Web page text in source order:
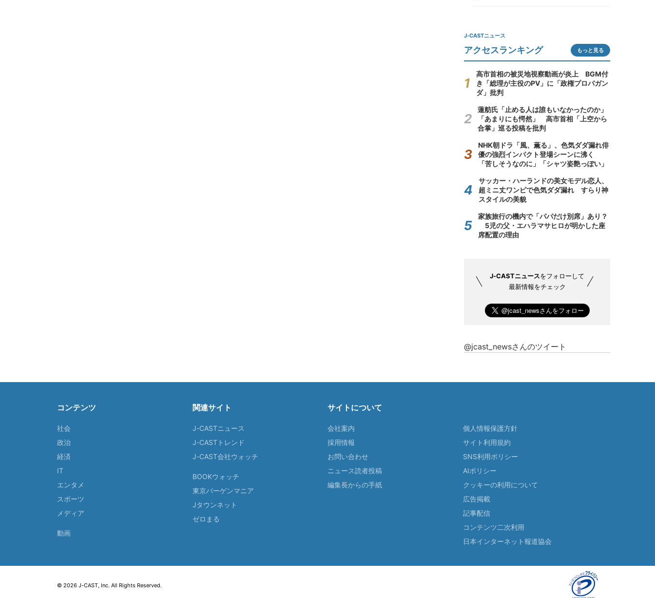
J-CASTニュース
アクセスランキング もっと見る
高市首相の被災地視察動画が炎上 BGM付
き「総理が主役のPV」に「政権プロパガン
ダ」批判
蓮舫氏「止める人は誰もいなかったのか」
「あまりにも愕然」 高市首相「上空から
合掌」巡る投稿を批判
NHK朝ドラ「風、薫る」、色気ダダ漏れ俳
優の強烈インパクト登場シーンに沸く
「苦しそうなのに」「シャツ姿艶っぽい」
サッカー・ハーランドの美女モデル恋人、
超ミニ丈ワンピで色気ダダ漏れ すらり神
スタイルの美貌
家族旅行の機内で「パパだけ別席」あり？
5児の父・エハラマサヒロが明かした座
席配置の理由
J-CASTニュースをフォローして
最新情報をチェック
@jcast_newsさんのツイート
コンテンツ
社会
政治
経済
IT
エンタメ
スポーツ
メディア
動画
関連サイト
J-CASTニュース
J-CASTトレンド
J-CAST会社ウォッチ
BOOKウォッチ
東京バーゲンマニア
Jタウンネット
ゼロまる
サイトについて
会社案内
採用情報
お問い合わせ
ニュース読者投稿
編集長からの手紙
個人情報保護方針
サイト利用規約
SNS利用ポリシー
AIポリシー
クッキーの利用について
広告掲載
記事配信
コンテンツ二次利用
日本インターネット報道協会
© 2026 J-CAST, Inc. All Rights Reserved.